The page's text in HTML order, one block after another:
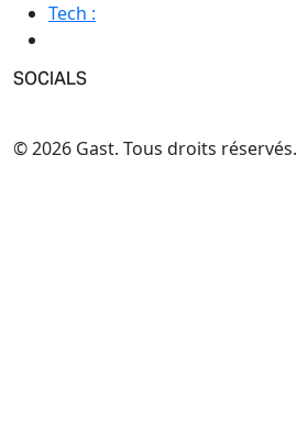
Tech :
SOCIALS
© 2026 Gast. Tous droits réservés.